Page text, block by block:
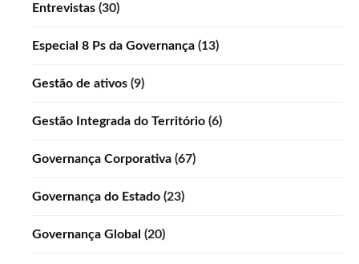
Entrevistas (30)
Especial 8 Ps da Governança (13)
Gestão de ativos (9)
Gestão Integrada do Território (6)
Governança Corporativa (67)
Governança do Estado (23)
Governança Global (20)